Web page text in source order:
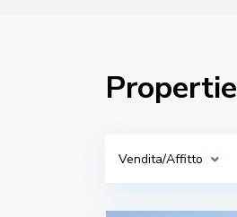
Vendita/Affitto